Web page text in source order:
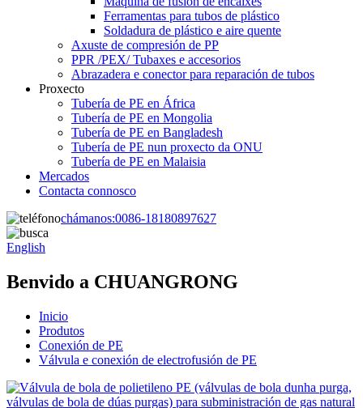
Ferramentas para tubos de plástico
Soldadura de plástico e aire quente
Axuste de compresión de PP
PPR /PEX/ Tubaxes e accesorios
Abrazadera e conector para reparación de tubos
Proxecto
Tubería de PE en África
Tubería de PE en Mongolia
Tubería de PE en Bangladesh
Tubería de PE nun proxecto da ONU
Tubería de PE en Malaisia
Mercados
Contacta connosco
chámanos:0086-18180897627
English
Benvido a CHUANGRONG
Inicio
Produtos
Conexión de PE
Válvula e conexión de electrofusión de PE